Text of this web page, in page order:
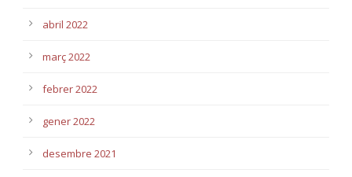
abril 2022
març 2022
febrer 2022
gener 2022
desembre 2021